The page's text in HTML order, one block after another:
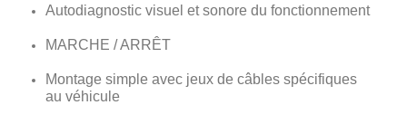
Autodiagnostic visuel et sonore du fonctionnement
MARCHE / ARRÊT
Montage simple avec jeux de câbles spécifiques
au véhicule